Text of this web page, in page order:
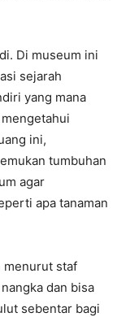
Di museum ini
sejarah
yang mana
ini,
tumbuhan
agar
apa tanaman
menurut staf
dan bisa
sebentar bagi